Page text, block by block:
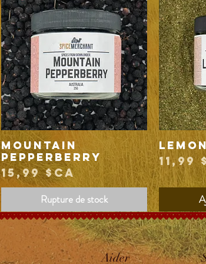
Aperçu rapide
Mountain
Pepperberry
Prix
15,99 $CA
Rupture de stock
Prix
11,99
Aider